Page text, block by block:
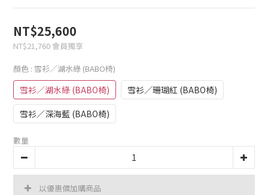
NT$25,600
NT$21,760 會員獨享
顏色 : 雪衫／湖水綠 (BABO椅)
雪衫／湖水綠 (BABO椅)
雪衫／珊瑚紅 (BABO椅)
雪衫／深海藍 (BABO椅)
數量
以優惠價加購商品